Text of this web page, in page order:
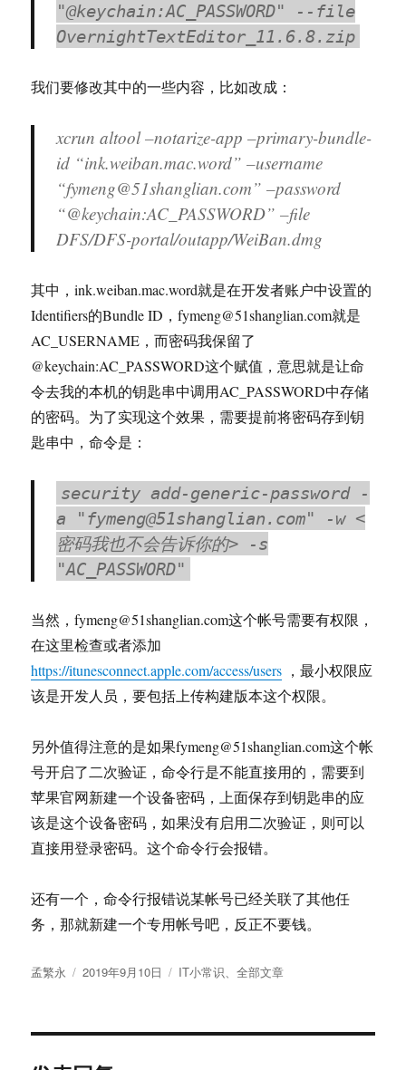
"@keychain:AC_PASSWORD" --file
OvernightTextEditor_11.6.8.zip
我们要修改其中的一些内容，比如改成：
xcrun altool –notarize-app –primary-bundle-
id “ink.weiban.mac.word” –username
“fymeng@51shanglian.com” –password
“@keychain:AC_PASSWORD” –file
DFS/DFS-portal/outapp/WeiBan.dmg
其中，ink.weiban.mac.word就是在开发者账户中设置的
Identifiers的Bundle ID，fymeng@51shanglian.com就是
AC_USERNAME，而密码我保留了
@keychain:AC_PASSWORD这个赋值，意思就是让命
令去我的本机的钥匙串中调用AC_PASSWORD中存储
的密码。为了实现这个效果，需要提前将密码存到钥
匙串中，命令是：
security add-generic-password -
a "fymeng@51shanglian.com" -w <
密码我也不会告诉你的> -s
"AC_PASSWORD"
当然，fymeng@51shanglian.com这个帐号需要有权限，
在这里检查或者添加
https://itunesconnect.apple.com/access/users ，最小权限应
该是开发人员，要包括上传构建版本这个权限。
另外值得注意的是如果fymeng@51shanglian.com这个帐
号开启了二次验证，命令行是不能直接用的，需要到
苹果官网新建一个设备密码，上面保存到钥匙串的应
该是这个设备密码，如果没有启用二次验证，则可以
直接用登录密码。这个命令行会报错。
还有一个，命令行报错说某帐号已经关联了其他任
务，那就新建一个专用帐号吧，反正不要钱。
作
孟繁永
发
2019年9月10日
分
IT小常识、全部文章